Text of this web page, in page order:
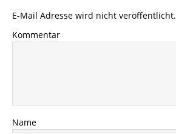
E-Mail Adresse wird nicht veröffentlicht.
Kommentar
Name